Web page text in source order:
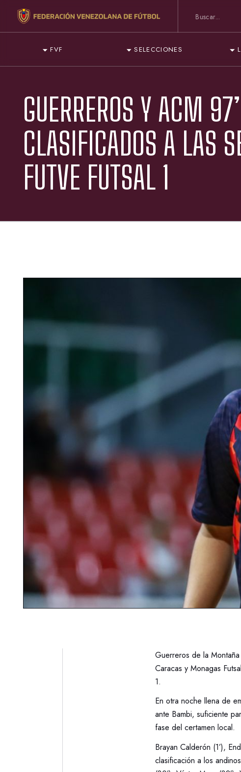
FVF SELECCIONES
GUERREROS Y ACM
CLASIFICADOS A LAS
FUTVE FUTSAL 1
Guerreros de la
Caracas y Monagas
1.
En otra noche llena de
ante Bambi, suficiente
fase del certamen local.
Brayan Calderón (1’),
clasificación a los